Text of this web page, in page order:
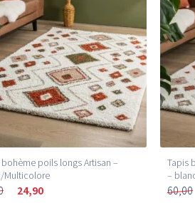
poils longs Artisan –
Multicolore
24,90
Tapis
–
60,00